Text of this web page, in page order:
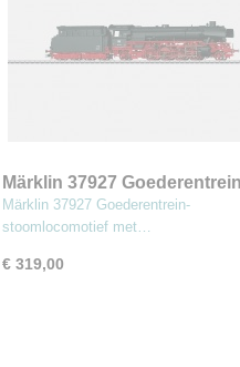
Märklin 37927
stoomlocomotief met
tender.
Märklin 37927 Goederentrein-
stoomlocomotief met…
€ 319,00